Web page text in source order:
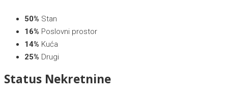
50% Stan
16% Poslovni prostor
14% Kuća
25% Drugi
Status Nekretnine